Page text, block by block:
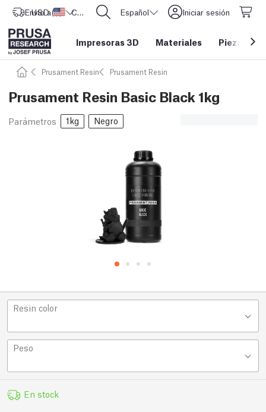
Envío a Estados Unidos
USD ($) CORE One L: ¡Ya disponible! Español Iniciar sesión
Impresoras 3D Materiales Piezas y
Prusament Resin Prusament Resin
Prusament Resin Basic Black 1kg
Parámetros 1kg Negro
Resin color
Peso
En stock